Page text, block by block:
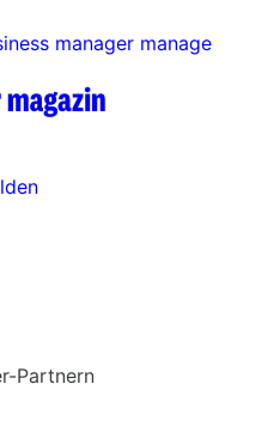
manager manage
Partnern